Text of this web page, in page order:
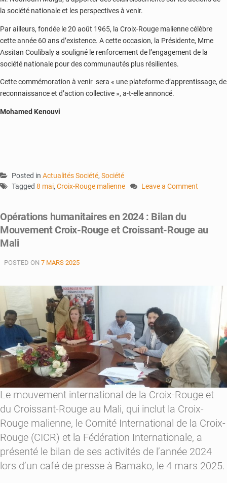
la société nationale et les perspectives à venir.
Par ailleurs, fondée le 20 août 1965, la Croix-Rouge malienne célèbre
cette année 60 ans d’existence. A cette occasion, la Présidente, Mme
Assitan Coulibaly a souligné le renforcement de l’engagement de la
société nationale pour des communautés plus résilientes.
Cette commémoration à venir sera « une plateforme d’apprentissage, de
reconnaissance et d’action collective », a-t-elle annoncé.
Mohamed Kenouvi
Posted in Actualités Société, Société
Tagged 8 mai, Croix-Rouge malienne
Leave a Comment
Croix-
Rouge
son
engagement
Opérations humanitaires en 2024 : Bilan du
Mouvement Croix-Rouge et Croissant-Rouge au
Mali
POSTED ON 7 MARS 2025
Le mouvement international de la Croix-Rouge et
du Croissant-Rouge au Mali, qui inclut la Croix-
Rouge malienne, le Comité International de la Croix-
Rouge (CICR) et la Fédération Internationale, a
présenté le bilan de ses activités de l’année 2024
lors d’un café de presse à Bamako, le 4 mars 2025.